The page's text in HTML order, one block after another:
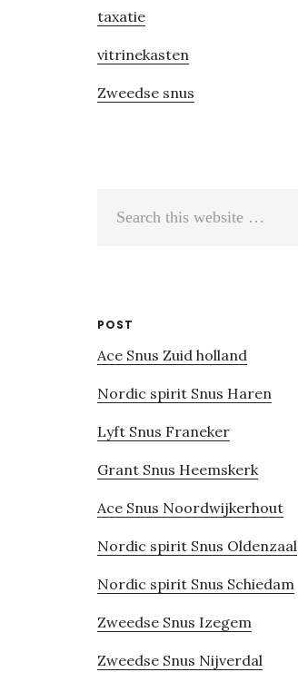
taxatie
vitrinekasten
Zweedse snus
POST
Ace Snus Zuid holland
Nordic spirit Snus Haren
Lyft Snus Franeker
Grant Snus Heemskerk
Ace Snus Noordwijkerhout
Nordic spirit Snus Oldenzaal
Nordic spirit Snus Schiedam
Zweedse Snus Izegem
Zweedse Snus Nijverdal